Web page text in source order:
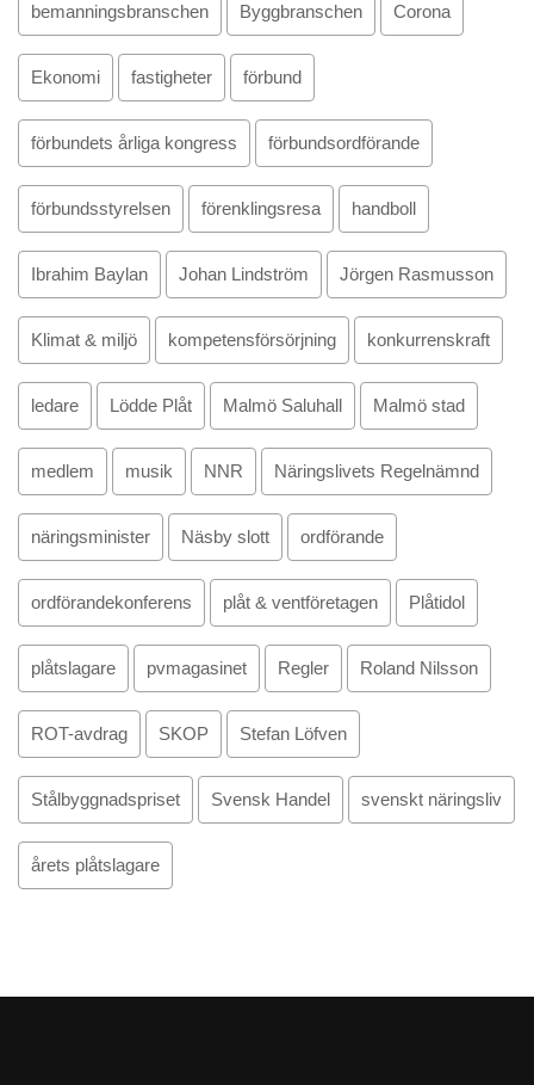
bemanningsbranschen Byggbranschen Corona
Ekonomi fastigheter förbund
förbundets årliga kongress förbundsordförande
förbundsstyrelsen förenklingsresa handboll
Ibrahim Baylan Johan Lindström Jörgen Rasmusson
Klimat & miljö kompetensförsörjning konkurrenskraft
ledare Lödde Plåt Malmö Saluhall Malmö stad
medlem musik NNR Näringslivets Regelnämnd
näringsminister Näsby slott ordförande
ordförandekonferens plåt & ventföretagen Plåtidol
plåtslagare pvmagasinet Regler Roland Nilsson
ROT-avdrag SKOP Stefan Löfven
Stålbyggnadspriset Svensk Handel svenskt näringsliv
årets plåtslagare